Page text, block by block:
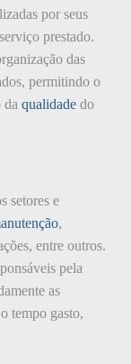
por seus
prestado.
das
permitindo o
da qualidade do
setores e
,
entre outros.
pela
as
tempo gasto,